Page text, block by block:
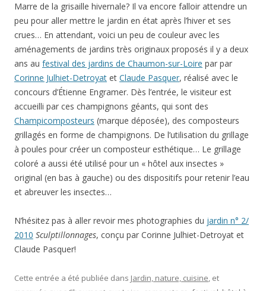
Marre de la grisaille hivernale? Il va encore falloir attendre un
peu pour aller mettre le jardin en état après l’hiver et ses
crues… En attendant, voici un peu de couleur avec les
aménagements de jardins très originaux proposés il y a deux
ans au festival des jardins de Chaumon-sur-Loire par par
Corinne Julhiet-Detroyat et Claude Pasquer, réalisé avec le
concours d’Étienne Engramer. Dès l’entrée, le visiteur est
accueilli par ces champignons géants, qui sont des
Champicomposteurs (marque déposée), des composteurs
grillagés en forme de champignons. De l’utilisation du grillage
à poules pour créer un composteur esthétique… Le grillage
coloré a aussi été utilisé pour un « hôtel aux insectes »
original (en bas à gauche) ou des dispositifs pour retenir l’eau
et abreuver les insectes…
N’hésitez pas à aller revoir mes photographies du jardin n° 2/
2010 Sculptillonnages, conçu par Corinne Julhiet-Detroyat et
Claude Pasquer!
Cette entrée a été publiée dans Jardin, nature, cuisine, et